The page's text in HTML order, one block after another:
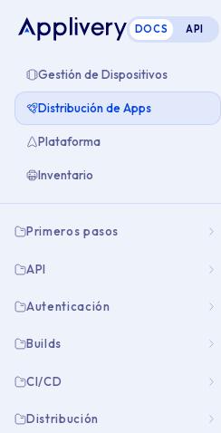
DOCS API
Gestión de Dispositivos
Distribución de Apps
Plataforma
Inventario
Primeros pasos
API
Autenticación
Builds
CI/CD
Distribución